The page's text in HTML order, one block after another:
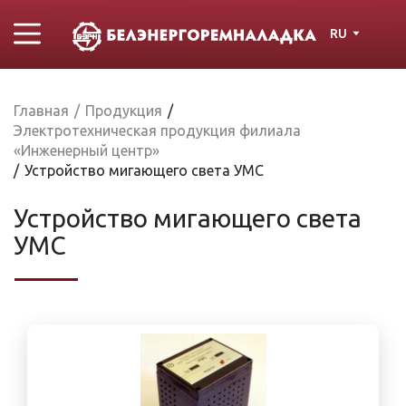
RU
Главная / Продукция /
Электротехническая продукция филиала
«Инженерный центр»
/ Устройство мигающего света УМС
Устройство мигающего света
УМС